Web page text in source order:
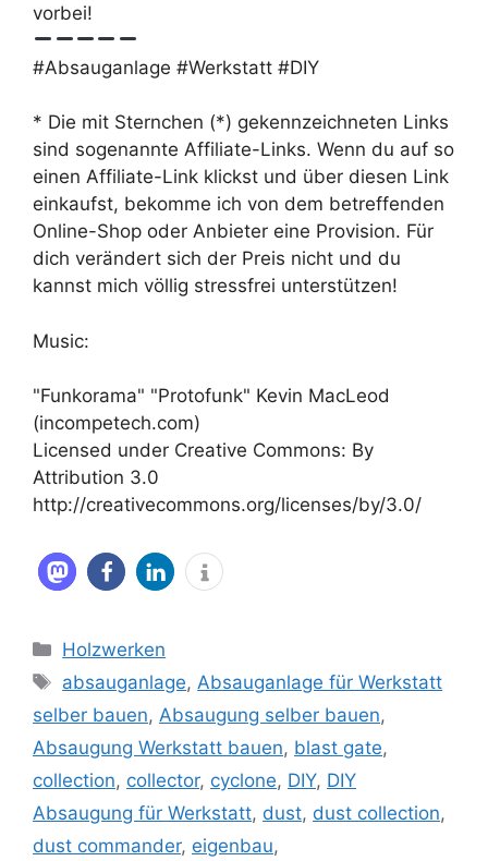
vorbei!
#Absauganlage #Werkstatt #DIY
* Die mit Sternchen (*) gekennzeichneten Links
sind sogenannte Affiliate-Links. Wenn du auf so
einen Affiliate-Link klickst und über diesen Link
einkaufst, bekomme ich von dem betreffenden
Online-Shop oder Anbieter eine Provision. Für
dich verändert sich der Preis nicht und du
kannst mich völlig stressfrei unterstützen!
Music:
"Funkorama" "Protofunk" Kevin MacLeod
(incompetech.com)
Licensed under Creative Commons: By
Attribution 3.0
http://creativecommons.org/licenses/by/3.0/
Kategorien
Holzwerken
Schlagwörter
absauganlage, Absauganlage für Werkstatt
selber bauen, Absaugung selber bauen,
Absaugung Werkstatt bauen, blast gate,
collection, collector, cyclone, DIY, DIY
Absaugung für Werkstatt, dust, dust collection,
dust commander, eigenbau,